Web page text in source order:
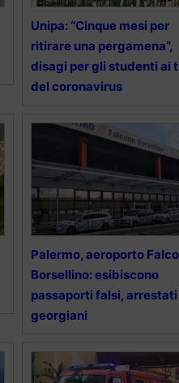
Unipa: “Cinque mesi per
ritirare una pergamena”,
disagi per gli studenti ai
del coronavirus
Palermo, aeroporto
Borsellino: esibiscono
passaporti falsi,
georgiani